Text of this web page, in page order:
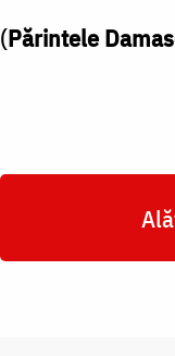
(Părintele